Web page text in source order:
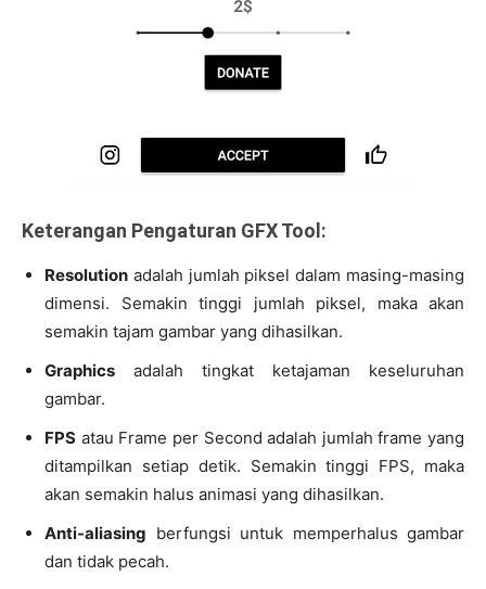
Keterangan Pengaturan GFX Tool:
Resolution adalah jumlah piksel dalam masing-masing
dimensi. Semakin tinggi jumlah piksel, maka akan
semakin tajam gambar yang dihasilkan.
Graphics adalah tingkat ketajaman keseluruhan
gambar.
FPS atau Frame per Second adalah jumlah frame yang
ditampilkan setiap detik. Semakin tinggi FPS, maka
akan semakin halus animasi yang dihasilkan.
Anti-aliasing berfungsi untuk memperhalus gambar
dan tidak pecah.